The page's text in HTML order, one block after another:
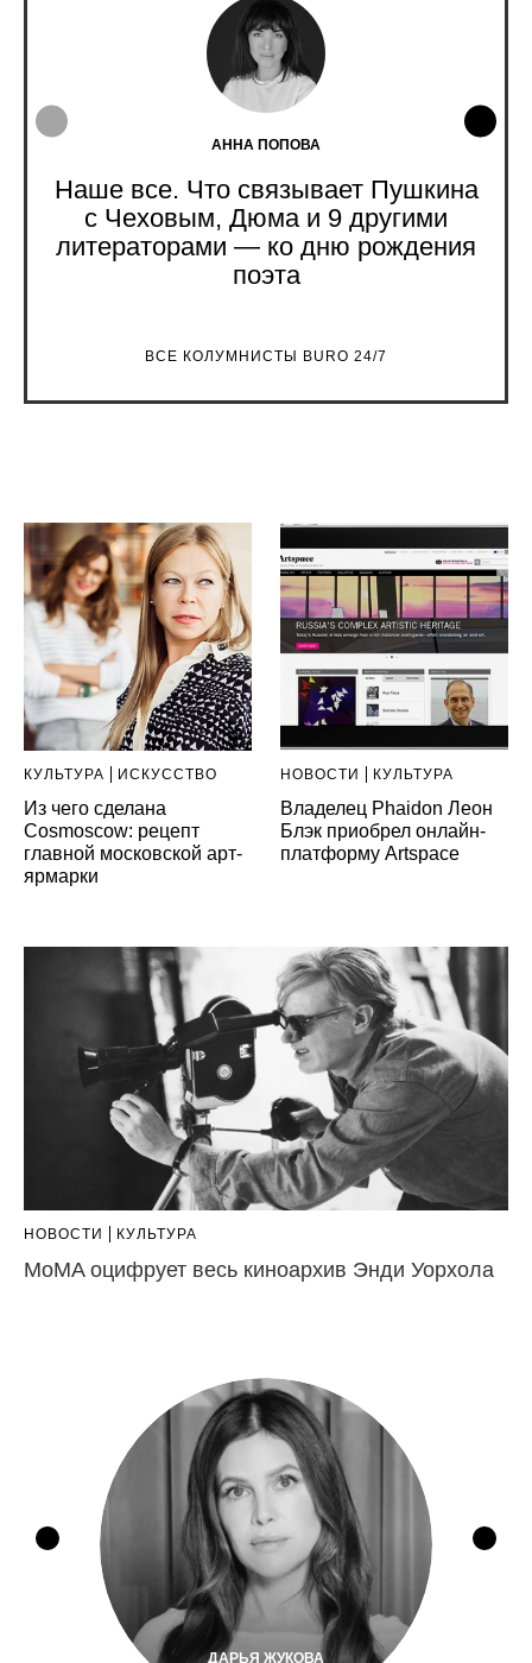
АННА ПОПОВА
Наше все. Что связывает Пушкина
с Чеховым, Дюма и 9 другими
литераторами — ко дню рождения
поэта
ВСЕ КОЛУМНИСТЫ BURO 24/7
КУЛЬТУРА ИСКУССТВО
Из чего сделана
Cosmoscow: рецепт
главной московской арт-
ярмарки
НОВОСТИ КУЛЬТУРА
Владелец Phaidon Леон
Блэк приобрел онлайн-
платформу Artspace
НОВОСТИ КУЛЬТУРА
MoMA оцифрует весь киноархив Энди Уорхола
ДАРЬЯ ЖУКОВА